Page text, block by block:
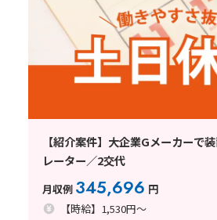
【紹介案件】大企業Gメーカーで
レーター／2交代
月収例 345,696 円
【時給】1,530円～